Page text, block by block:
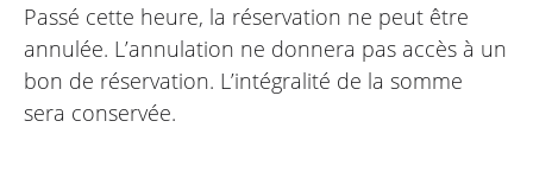
Passé cette heure, la réservation ne peut être
annulée. L’annulation ne donnera pas accès à un
bon de réservation. L’intégralité de la somme
sera conservée.